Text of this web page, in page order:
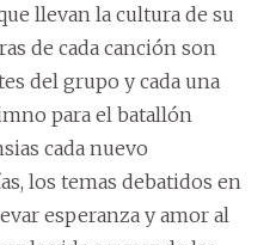
llevan la cultura de su
de cada canción son
del grupo y cada una
para el batallón
cada nuevo
los temas debatidos en
esperanza y amor al